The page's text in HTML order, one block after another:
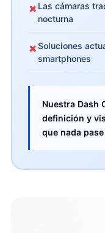
✗ Las cámaras
nocturna
✗Soluciones
smartphones
Nuestra Dash
definición y
que nada